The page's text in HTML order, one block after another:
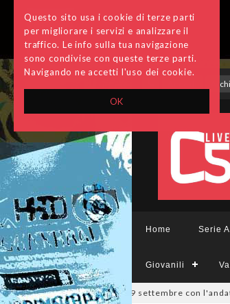
OK
Questo sito usa i cookie di terze parti
per migliorare i servizi e analizzare il
traffico. Le info sulla tua navigazione
sono condivise con queste terze parti.
Navigando ne accetti l'uso dei cookie.
Home Serie A
Giovanili
Divisione, si parte il 19 settembre con l'andata